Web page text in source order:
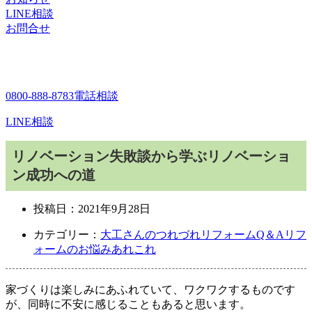
LINE相談
お問合せ
0800-888-8783電話相談
LINE相談
リノベーション失敗談から学ぶリノベーショ
ン成功への道
投稿日： 2021年9月28日
カテゴリー： 大工さんのつれづれリフォームQ＆A リフ
ォームのお悩みあれこれ
家づくりは楽しみにあふれていて、ワクワクするものです
が、同時に不安に感じることもあると思います。